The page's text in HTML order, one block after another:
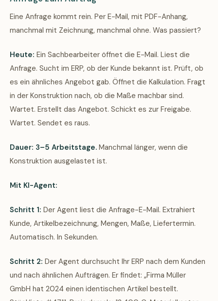
Eine Anfrage kommt rein. Per E-Mail, mit PDF-Anhang,
manchmal mit Zeichnung, manchmal ohne. Was passiert?
Heute: Ein Sachbearbeiter öffnet die E-Mail. Liest die
Anfrage. Sucht im ERP, ob der Kunde bekannt ist. Prüft, ob
es ein ähnliches Angebot gab. Öffnet die Kalkulation. Fragt
in der Konstruktion nach, ob die Maße machbar sind.
Wartet. Erstellt das Angebot. Schickt es zur Freigabe.
Wartet. Sendet es raus.
Dauer: 3–5 Arbeitstage. Manchmal länger, wenn die
Konstruktion ausgelastet ist.
Mit KI-Agent:
Schritt 1: Der Agent liest die Anfrage-E-Mail. Extrahiert
Kunde, Artikelbezeichnung, Mengen, Maße, Liefertermin.
Automatisch. In Sekunden.
Schritt 2: Der Agent durchsucht Ihr ERP nach dem Kunden
und nach ähnlichen Aufträgen. Er findet: „Firma Müller
GmbH hat 2024 einen identischen Artikel bestellt.